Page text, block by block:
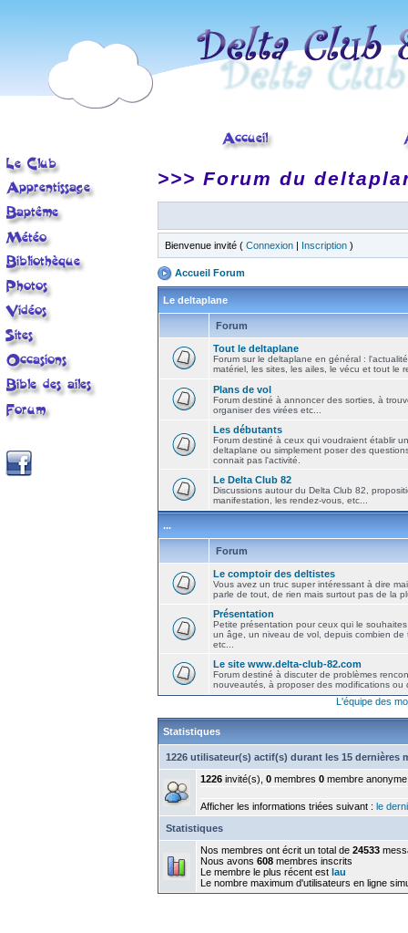
>>> Forum du
Bienvenue invité ( Connexion | Inscription )
Accueil Forum
Le deltaplane
Forum
Tout le deltaplane
Forum sur le deltaplane en général :
matériel, les sites, les ailes, le vécu et tout le
Plans de vol
Forum destiné à annoncer des sorties, à
organiser des virées etc...
Les débutants
Forum destiné à ceux qui voudraient établir
deltaplane ou simplement poser des
connait pas l'activité.
Le Delta Club 82
Discussions autour du Delta Club 82,
manifestation, les rendez-vous, etc...
...
Forum
Le comptoir des deltistes
Vous avez un truc super intéressant à dire
parle de tout, de rien mais surtout pas de la
Présentation
Petite présentation pour ceux qui le
un âge, un niveau de vol, depuis combien de
etc...
Le site www.delta-club-82.com
Forum destiné à discuter de problèmes
nouveautés, à proposer des modifications ou
L'équipe des
Statistiques
1226 utilisateur(s) actif(s) durant les 15 dernières
1226 invité(s), 0 membres 0 membre anonyme
Afficher les informations triées suivant : le
Statistiques
Nos membres ont écrit un total de 24533
Nous avons 608 membres inscrits
Le membre le plus récent est lau
Le nombre maximum d'utilisateurs en ligne